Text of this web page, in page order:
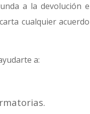
a la devolución e
cualquier acuerdo
a: